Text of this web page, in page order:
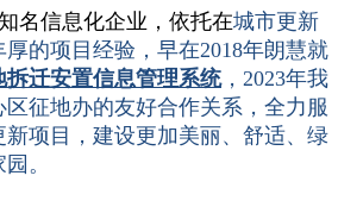
名信息化企业，依托在城市更新
的项目经验，早在2018年朗慧就
拆迁安置信息管理系统，2023年我
征地办的友好合作关系，全力服
项目，建设更加美丽、舒适、绿
。